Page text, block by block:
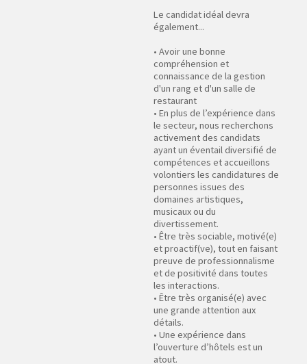
Le candidat idéal devra
également...
• Avoir une bonne
compréhension et
connaissance de la gestion
d'un rang et d'un salle de
restaurant
• En plus de l’expérience dans
le secteur, nous recherchons
activement des candidats
ayant un éventail diversifié de
compétences et accueillons
volontiers les candidatures de
personnes issues des
domaines artistiques,
musicaux ou du
divertissement.
• Être très sociable, motivé(e)
et proactif(ve), tout en faisant
preuve de professionnalisme
et de positivité dans toutes
les interactions.
• Être très organisé(e) avec
une grande attention aux
détails.
• Une expérience dans
l’ouverture d’hôtels est un
atout.